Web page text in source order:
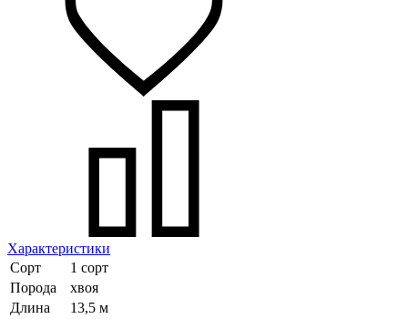
Характеристики
Сорт
1 сорт
Порода
хвоя
Длина
13,5 м